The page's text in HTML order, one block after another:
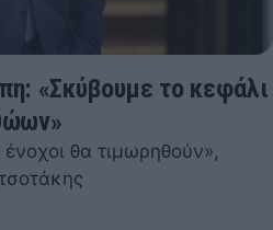
«Σκύβουμε το κεφάλι
θα τιμωρηθούν»,